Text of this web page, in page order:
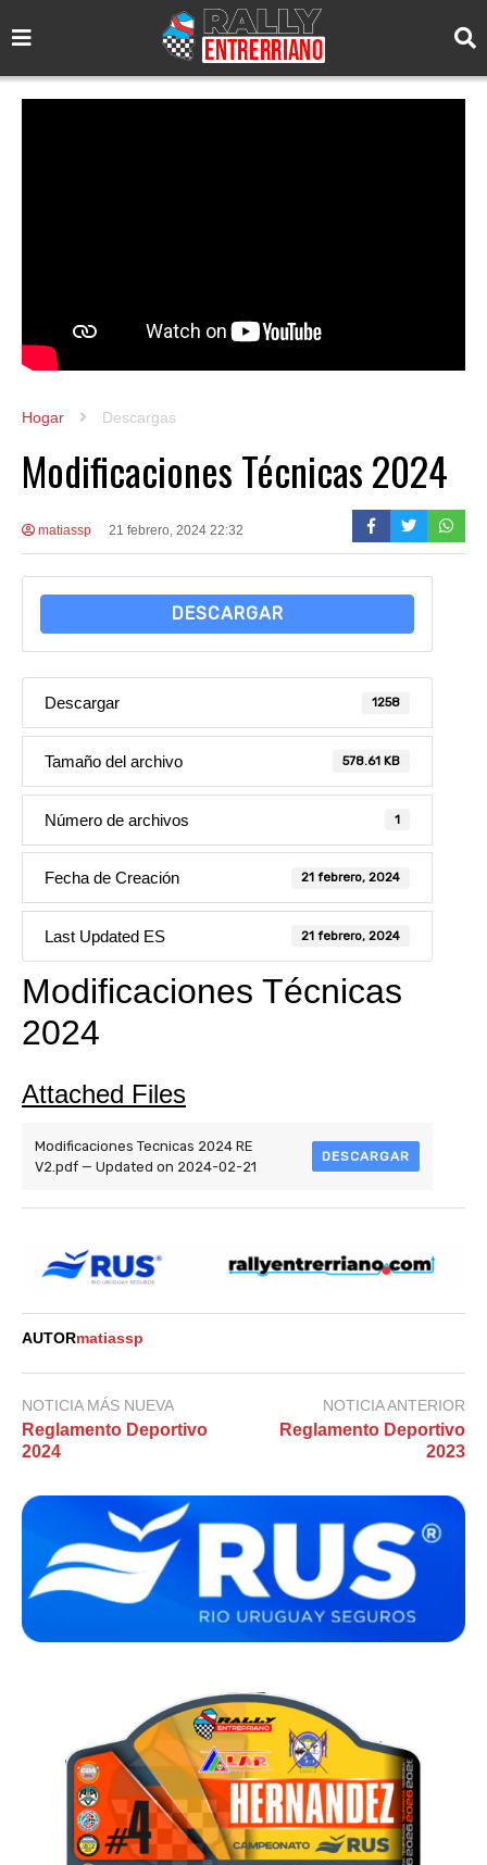
Hogar Descargas
Modificaciones Técnicas 2024
matiassp 21 febrero, 2024 22:32
DESCARGAR
Descargar 1258
Tamaño del archivo 578.61 KB
Número de archivos 1
Fecha de Creación 21 febrero, 2024
Last Updated ES 21 febrero, 2024
Modificaciones Técnicas
2024
Attached Files
Modificaciones Tecnicas 2024 RE
V2.pdf — Updated on 2024-02-21
DESCARGAR
AUTORmatiassp
NOTICIA MÁS NUEVA
Reglamento Deportivo
2024
NOTICIA ANTERIOR
Reglamento Deportivo
2023